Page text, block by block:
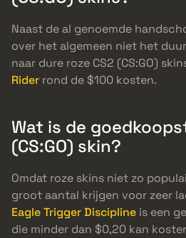
Naast de al genoemde
over het algemeen niet het
naar dure roze CS2 (CS:GO)
Rider rond de $100 kosten.
Wat is de
(CS:GO) skin?
Omdat roze skins niet zo
groot aantal krijgen voor zeer
Eagle Trigger Discipline is een
die minder dan $0,20 kan